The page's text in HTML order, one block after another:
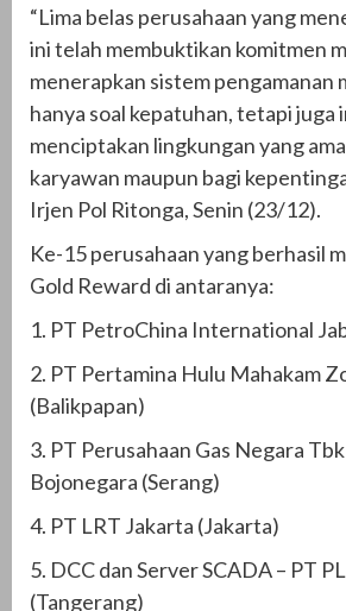
“Lima belas perusahaan yang
ini telah membuktikan komitmen
menerapkan sistem pengamanan
hanya soal kepatuhan, tetapi juga
menciptakan lingkungan yang
karyawan maupun bagi
Irjen Pol Ritonga, Senin (23/12).
Ke-15 perusahaan yang berhasil
Gold Reward di antaranya:
1. PT PetroChina International
2. PT Pertamina Hulu Mahakam
(Balikpapan)
3. PT Perusahaan Gas Negara
Bojonegara (Serang)
4. PT LRT Jakarta (Jakarta)
5. DCC dan Server SCADA – PT
(Tangerang)